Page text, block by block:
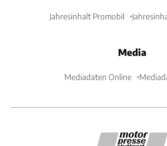
Jahresinhalt Promobil
Media
Mediadaten Online